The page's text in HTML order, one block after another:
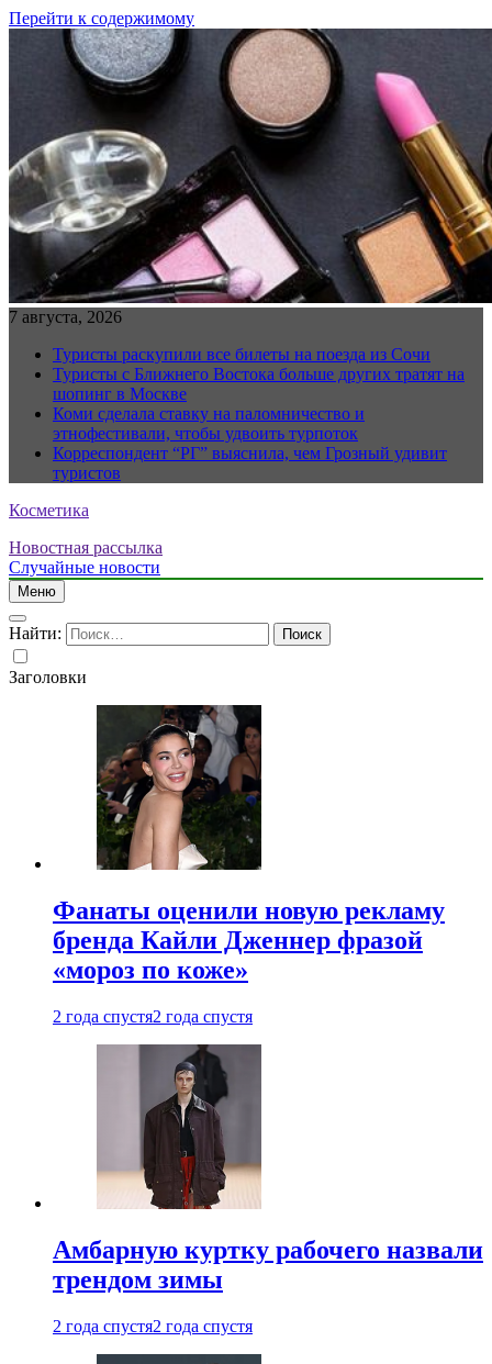
Перейти к содержимому
7 августа, 2026
Туристы раскупили все билеты на поезда из Сочи
Туристы с Ближнего Востока больше других тратят на
шопинг в Москве
Коми сделала ставку на паломничество и
этнофестивали, чтобы удвоить турпоток
Корреспондент “РГ” выяснила, чем Грозный удивит
туристов
Косметика
Новостная рассылка
Случайные новости
Меню
Найти:
Заголовки
Фанаты оценили новую рекламу
бренда Кайли Дженнер фразой
«мороз по коже»
2 года спустя2 года спустя
Амбарную куртку рабочего назвали
трендом зимы
2 года спустя2 года спустя